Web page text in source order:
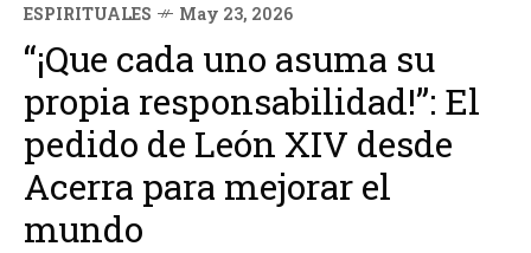
ESPIRITUALES May 23, 2026
“¡Que cada uno asuma su
propia responsabilidad!”: El
pedido de León XIV desde
Acerra para mejorar el
mundo